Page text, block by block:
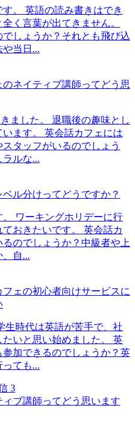
。 英語の読み書きはでき
く言葉が出てきません。
しょうか？それとも飛び込
当日...
のネイティブ講師ってどう思
ました。 退職後の趣味とし
ます。 英会話カフェには
タッフがいるのでしょう
ルな...
ル分けってどうですか？
ワーキングホリデーに行
おきたいです。 英会話カ
のでしょうか？中級者や上
自...
ェの初心者向けサービスに
生時代は英語が苦手で、社
いと思い始めました。 英
加できるのでしょうか？英
ても...
3
ブ講師ってどう思います